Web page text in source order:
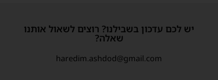
יש לכם עדכון בשבילנו? רוצים לשאול אותנו
שאלה?
haredim.ashdod@gmail.com